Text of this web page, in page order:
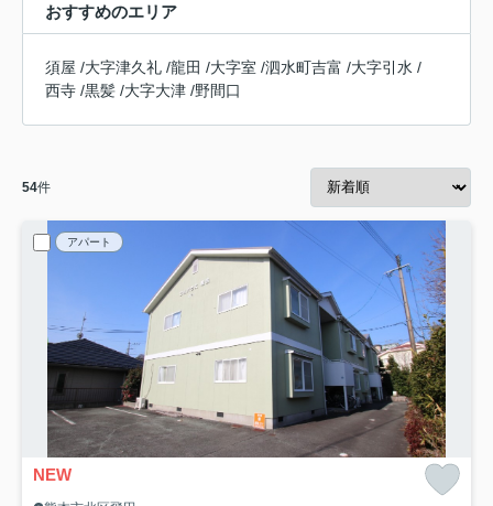
おすすめのエリア
須屋 /大字津久礼 /龍田 /大字室 /泗水町吉富 /大字引水 /
西寺 /黒髪 /大字大津 /野間口
54件
アパート
NEW